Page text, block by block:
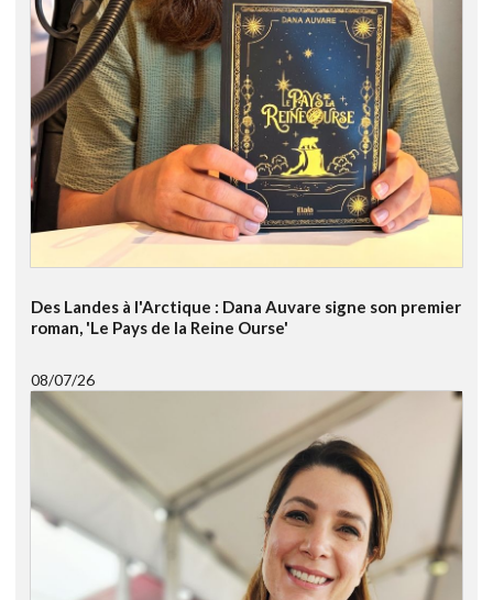
Des Landes à l'Arctique : Dana Auvare signe son premier
roman, 'Le Pays de la Reine Ourse'
08/07/26